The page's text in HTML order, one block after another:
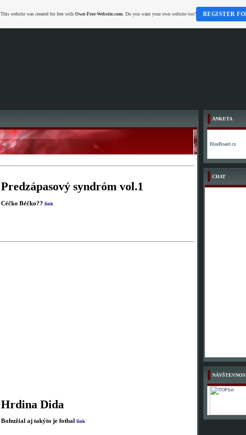
Predzápasový syndróm vol.1
Céčko Béčko?? link
Hrdina Dida
Bohužial aj takýto je fotbal link
ANKETA
BlueBoard.cz
CHAT
This website was created for free with Own-Free-Website.com. Do you want your own website too? REGISTER